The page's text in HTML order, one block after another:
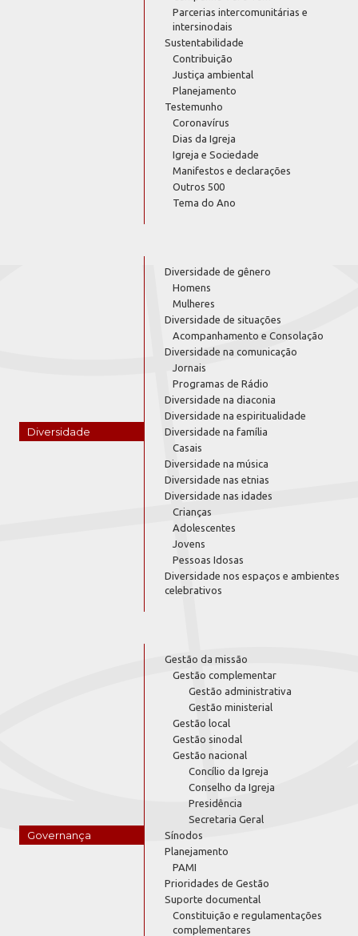
Parcerias intercomunitárias e
intersinodais
Sustentabilidade
Contribuição
Justiça ambiental
Planejamento
Testemunho
Coronavírus
Dias da Igreja
Igreja e Sociedade
Manifestos e declarações
Outros 500
Tema do Ano
Diversidade
Diversidade de gênero
Homens
Mulheres
Diversidade de situações
Acompanhamento e Consolação
Diversidade na comunicação
Jornais
Programas de Rádio
Diversidade na diaconia
Diversidade na espiritualidade
Diversidade na família
Casais
Diversidade na música
Diversidade nas etnias
Diversidade nas idades
Crianças
Adolescentes
Jovens
Pessoas Idosas
Diversidade nos espaços e ambientes
celebrativos
Governança
Gestão da missão
Gestão complementar
Gestão administrativa
Gestão ministerial
Gestão local
Gestão sinodal
Gestão nacional
Concílio da Igreja
Conselho da Igreja
Presidência
Secretaria Geral
Sínodos
Planejamento
PAMI
Prioridades de Gestão
Suporte documental
Constituição e regulamentações
complementares